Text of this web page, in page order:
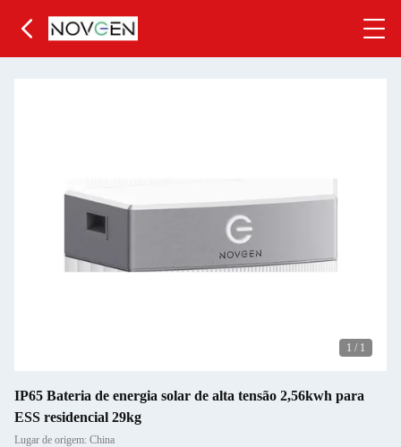
1 / 1
IP65 Bateria de energia solar de alta tensão 2,56kwh para
ESS residencial 29kg
Lugar de origem: China